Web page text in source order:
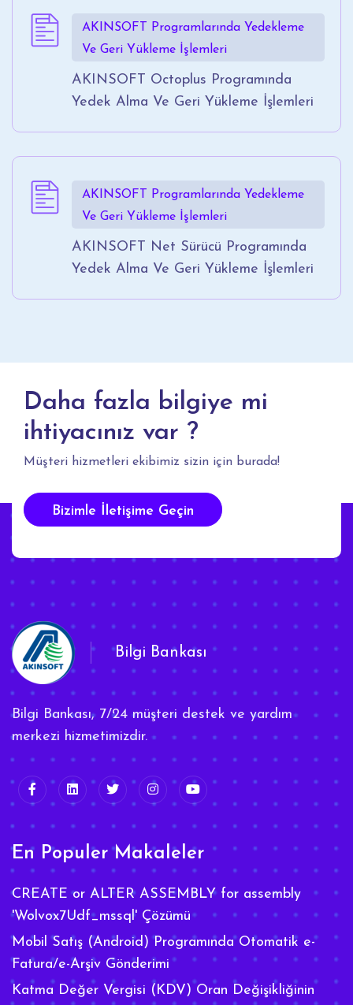
AKINSOFT Programlarında Yedekleme
Ve Geri Yükleme İşlemleri
AKINSOFT Octoplus Programında
Yedek Alma Ve Geri Yükleme İşlemleri
AKINSOFT Programlarında Yedekleme
Ve Geri Yükleme İşlemleri
AKINSOFT Net Sürücü Programında
Yedek Alma Ve Geri Yükleme İşlemleri
Daha fazla bilgiye mi
ihtiyacınız var ?
Müşteri hizmetleri ekibimiz sizin için burada!
Bizimle İletişime Geçin
Bilgi Bankası
Bilgi Bankası, 7/24 müşteri destek ve yardım
merkezi hizmetimizdir.
En Populer Makaleler
CREATE or ALTER ASSEMBLY for assembly
'Wolvox7Udf_mssql' Çözümü
Mobil Satış (Android) Programında Otomatik e-
Fatura/e-Arşiv Gönderimi
Katma Değer Vergisi (KDV) Oran Değişikliğinin